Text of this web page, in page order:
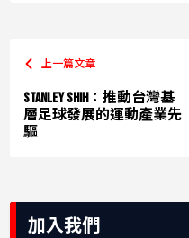
上一篇文章
Stanley Shih：推動台灣基
層足球發展的運動產業先
驅
加入我們